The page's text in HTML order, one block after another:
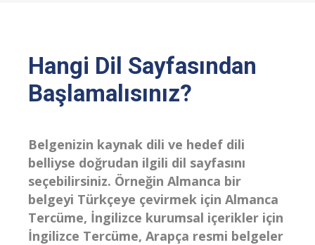
Hangi Dil Sayfasından
Başlamalısınız?
Belgenizin kaynak dili ve hedef dili
belliyse doğrudan ilgili dil sayfasını
seçebilirsiniz. Örneğin Almanca bir
belgeyi Türkçeye çevirmek için Almanca
Tercüme, İngilizce kurumsal içerikler için
İngilizce Tercüme, Arapça resmi belgeler